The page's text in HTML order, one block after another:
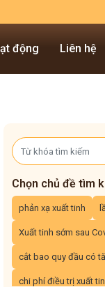
động Liên hệ
Chọn chủ đề tìm
phản xạ xuất tinh
Xuất tinh sớm sau
cắt bao quy đầu có
chi phí điều trị xuất